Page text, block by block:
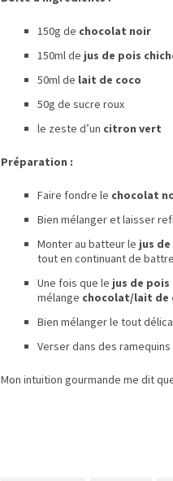
150g de chocolat noir
150ml de jus de pois
50ml de lait de coco
50g de sucre roux
le zeste d’un citron vert
Préparation :
Faire fondre le chocolat
Bien mélanger et laisser
Monter au batteur le jus
tout en continuant de
Une fois que le jus de pois
mélange chocolat/lait de
Bien mélanger le tout
Verser dans des
Mon intuition gourmande me dit